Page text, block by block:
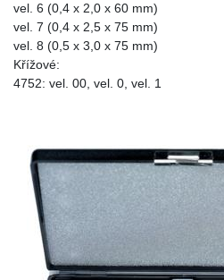
vel. 6 (0,4 x 2,0 x 60 mm)
vel. 7 (0,4 x 2,5 x 75 mm)
vel. 8 (0,5 x 3,0 x 75 mm)
Křížové:
4752: vel. 00, vel. 0, vel. 1